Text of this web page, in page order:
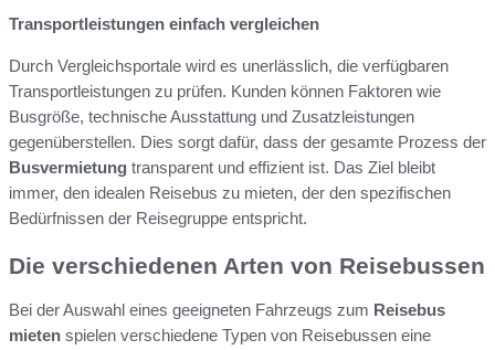
Transportleistungen einfach vergleichen
Durch Vergleichsportale wird es unerlässlich, die verfügbaren
Transportleistungen zu prüfen. Kunden können Faktoren wie
Busgröße, technische Ausstattung und Zusatzleistungen
gegenüberstellen. Dies sorgt dafür, dass der gesamte Prozess der
Busvermietung transparent und effizient ist. Das Ziel bleibt
immer, den idealen Reisebus zu mieten, der den spezifischen
Bedürfnissen der Reisegruppe entspricht.
Die verschiedenen Arten von Reisebussen
Bei der Auswahl eines geeigneten Fahrzeugs zum Reisebus
mieten spielen verschiedene Typen von Reisebussen eine